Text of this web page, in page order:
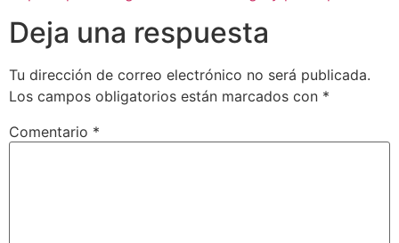
Deja una respuesta
Tu dirección de correo electrónico no será publicada.
Los campos obligatorios están marcados con *
Comentario *